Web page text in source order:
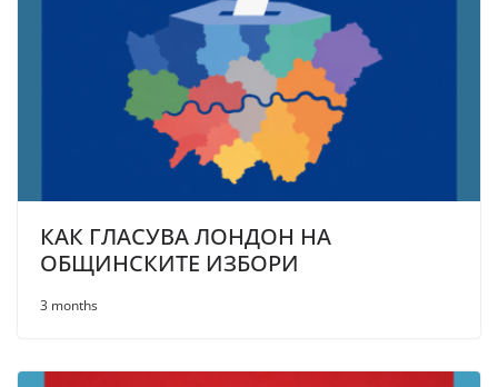
КАК ГЛАСУВА ЛОНДОН НА
ОБЩИНСКИТЕ ИЗБОРИ
3 months